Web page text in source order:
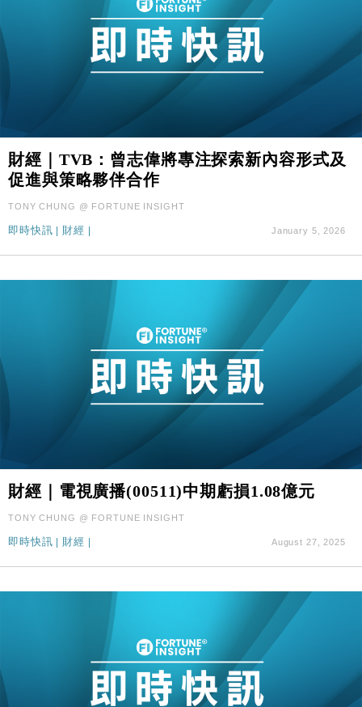
財經｜TVB：曾志偉將專注探索新內容形式及
促進與策略夥伴合作
TONY CHUNG @ FORTUNE INSIGHT
即時快訊 | 財經 | January 5, 2026
財經｜電視廣播(00511)中期虧損1.08億元
TONY CHUNG @ FORTUNE INSIGHT
即時快訊 財經 August 27, 2025